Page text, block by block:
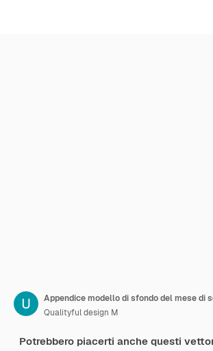
Qualityful design M
Potrebbero piacerti anche questi